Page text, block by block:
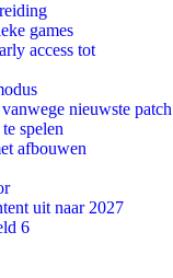
games
access tot
nieuwste patch
spelen
afbouwen
uit naar 2027
6